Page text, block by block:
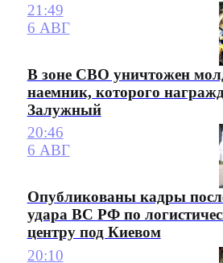
21:49
6 АВГ
В зоне СВО уничтожен
наемник, которого
Залужный
20:46
6 АВГ
Опубликованы кадры
удара ВС РФ по
центру под Киевом
20:10